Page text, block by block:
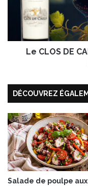
r
e
n
a
i
l
l
e
C
L
r
o
u
g
e
2
0
2
Le CLOS DE
DÉCOUVREZ
Salade de poulpe aux